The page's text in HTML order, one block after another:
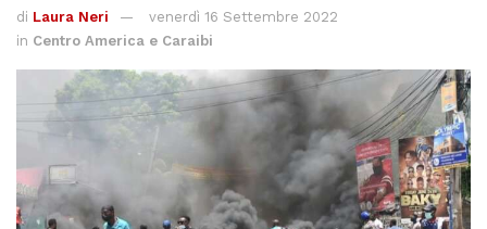
di Laura Neri
venerdì 16 Settembre 2022
in Centro America e Caraibi